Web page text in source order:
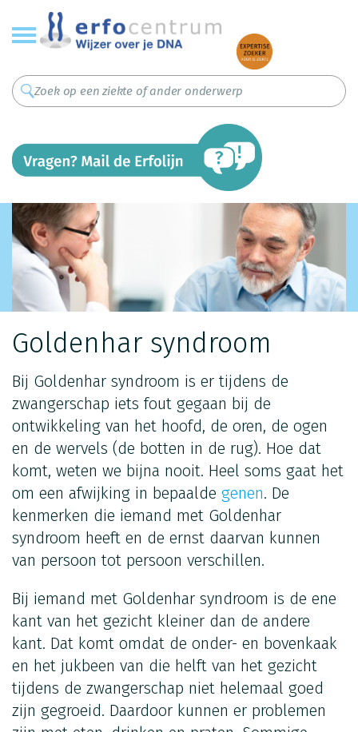
Overslaan
en
naar
inhoud
gaan
Goldenhar syndroom
Bij Goldenhar syndroom is er tijdens de
zwangerschap iets fout gegaan bij de
ontwikkeling van het hoofd, de oren, de ogen
en de wervels (de botten in de rug). Hoe dat
komt, weten we bijna nooit. Heel soms gaat het
om een afwijking in bepaalde genen. De
kenmerken die iemand met Goldenhar
syndroom heeft en de ernst daarvan kunnen
van persoon tot persoon verschillen.
Bij iemand met Goldenhar syndroom is de ene
kant van het gezicht kleiner dan de andere
kant. Dat komt omdat de onder- en bovenkaak
en het jukbeen van die helft van het gezicht
tijdens de zwangerschap niet helemaal goed
zijn gegroeid. Daardoor kunnen er problemen